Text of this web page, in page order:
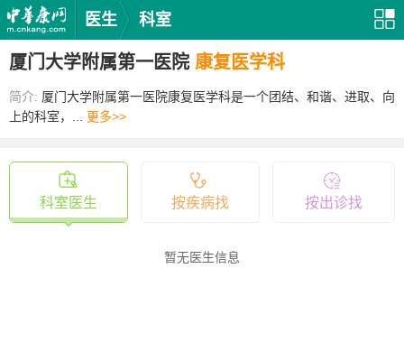
医生 科室
厦门大学附属第一医院 康复医学科
简介: 厦门大学附属第一医院康复医学科是一个团结、和谐、进取、向
上的科室，... 更多>>
科室医生 按疾病找 按出诊找
暂无医生信息